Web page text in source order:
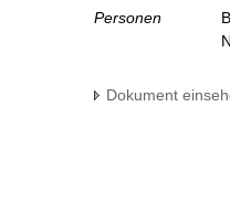
Personen
Dokument